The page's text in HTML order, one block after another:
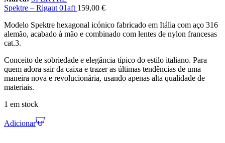
Spektre – Rigaut 01aft 159,00 €
Modelo Spektre hexagonal icónico fabricado em Itália com aço 316
alemão, acabado à mão e combinado com lentes de nylon francesas
cat.3.
Conceito de sobriedade e elegância típico do estilo italiano. Para
quem adora sair da caixa e trazer as últimas tendências de uma
maneira nova e revolucionária, usando apenas alta qualidade de
materiais.
1 em stock
Adicionar